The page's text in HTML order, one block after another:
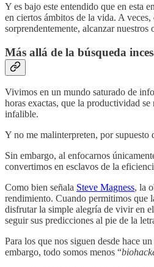
Y es bajo este entendido que en esta
en ciertos ámbitos de la vida. A
sorprendentemente, alcanzar
Más allá de la búsqueda
Vivimos en un mundo saturado de
horas exactas, que la productividad
infalible.
Y no me malinterpreten, por supuesto
Sin embargo, al enfocarnos
convertimos en esclavos de la
Como bien señala Steve Magness, la
rendimiento. Cuando permitimos que
disfrutar la simple alegría de vivir en
seguir sus predicciones al pie de la
Para los que nos siguen desde hace
embargo, todo somos menos “